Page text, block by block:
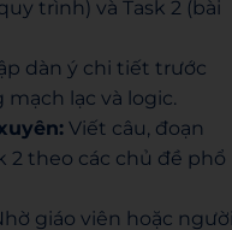
trình) và Task 2 (bài
dàn ý chi tiết trước
lạc và logic.
Viết câu, đoạn
2 theo các chủ đề phổ
giáo viên hoặc